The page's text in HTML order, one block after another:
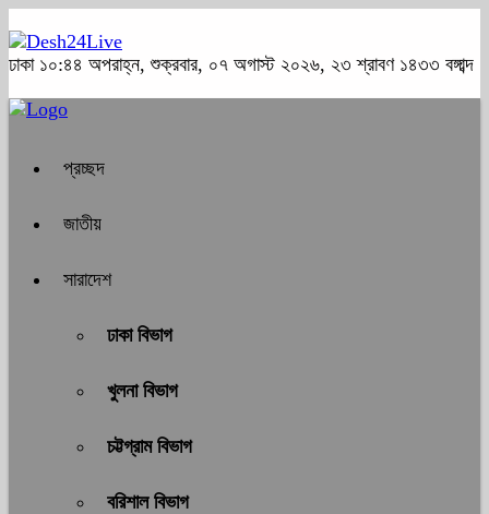
ঢাকা ১০:৪৪ অপরাহ্ন, শুক্রবার, ০৭ অগাস্ট ২০২৬, ২৩ শ্রাবণ ১৪৩৩ বঙ্গাব্দ
প্রচ্ছদ
জাতীয়
সারাদেশ
ঢাকা বিভাগ
খুলনা বিভাগ
চট্টগ্রাম বিভাগ
বরিশাল বিভাগ